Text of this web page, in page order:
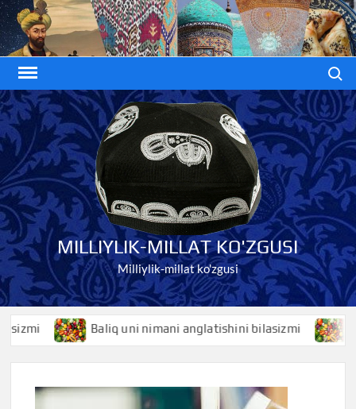
Skip
to
content
MILLIYLIK-MILLAT KO'ZGUSI
Milliylik-millat ko'zgusi
Baliq uni nimani anglatishini bilasizmi